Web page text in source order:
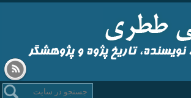
نویسنده، تاریخ پژوه و پژوهشگر